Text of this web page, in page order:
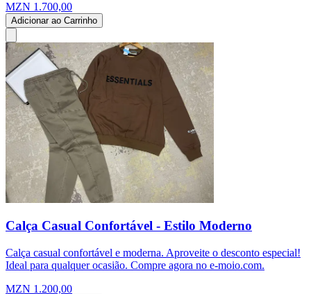
MZN 1.700,00
Adicionar ao Carrinho
Calça Casual Confortável - Estilo Moderno
Calça casual confortável e moderna. Aproveite o desconto especial!
Ideal para qualquer ocasião. Compre agora no e-moio.com.
MZN 1.200,00